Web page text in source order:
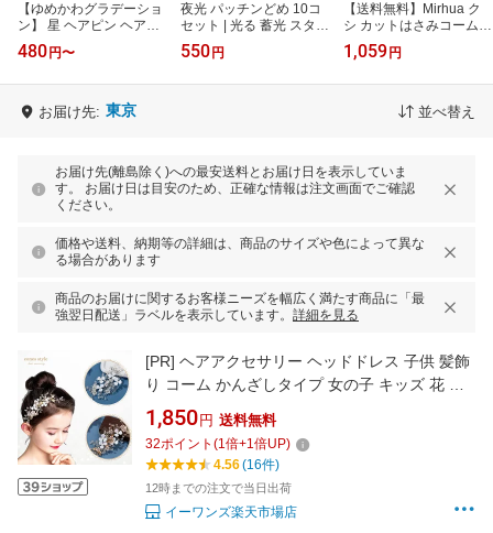
【ゆめかわグラデーショ
ン】 星 ヘアピン ヘアゴ
ム 3本セット キッズ ヘア
アクセサリー 髪飾り 髪
480 円〜
夜光 パッチンどめ 10コ
セット | 光る 蓄光 スター
ハート ヘアピン パッチ
ンピン キッズ 女の子 子
550 円
【送料無料】Mirhua ク
シ カットはさみコーム
(3本セット)レザーカット
クシ 両面シェービングコ
1,059 円
お届け先: 東京 並べ替え
お届け先(離島除く)への最安送料とお届け日を表示していま
す。 お届け日は目安のため、正確な情報は注文画面でご確認
ください。
価格や送料、納期等の詳細は、商品のサイズや色によって異な
る場合があります
商品のお届けに関するお客様ニーズを幅広く満たす商品に「最
強翌日配送」ラベルを表示しています。 詳細を見る
[PR] ヘアアクセサリー ヘッドドレス 子供 髪飾
り コーム かんざしタイプ 女の子 キッズ 花 フ
ォーマル ホワイト パール ラインストーン ピア
ノ 発表会 結婚式 ブライダル ウエディング 写真
撮影 (HD02)
1,850 円 送料無料
32ポイント (1倍+1倍UP)
4.56(16件)
12時までの注文で当日出荷
イーワンズ楽天市場店